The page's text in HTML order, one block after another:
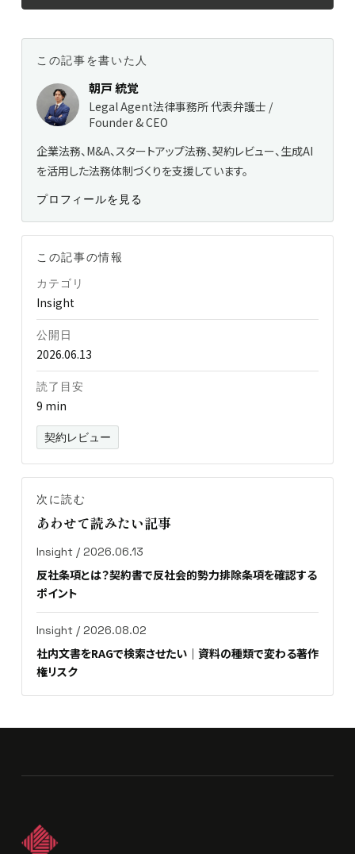
この記事を書いた人
朝戸 統覚
Legal Agent法律事務所 代表弁護士 /
Founder & CEO
企業法務、M&A、スタートアップ法務、契約レビュー、生成AI
を活用した法務体制づくりを支援しています。
プロフィールを見る
この記事の情報
カテゴリ
Insight
公開日
2026.06.13
読了目安
9 min
契約レビュー
次に読む
あわせて読みたい記事
Insight / 2026.06.13
反社条項とは？契約書で反社会的勢力排除条項を確認する
ポイント
Insight / 2026.08.02
社内文書をRAGで検索させたい｜資料の種類で変わる著作
権リスク